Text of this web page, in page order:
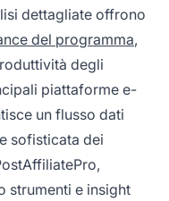
dettagliate offrono
del programma,
degli
piattaforme e-
un flusso dati
sofisticata dei
strumenti e insight